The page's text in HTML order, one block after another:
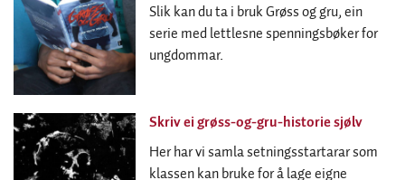
Slik kan du ta i bruk Grøss og gru, ein
serie med lettlesne spenningsbøker for
ungdommar.
Skriv ei grøss-og-gru-historie sjølv
Her har vi samla setningsstartarar som
klassen kan bruke for å lage eigne